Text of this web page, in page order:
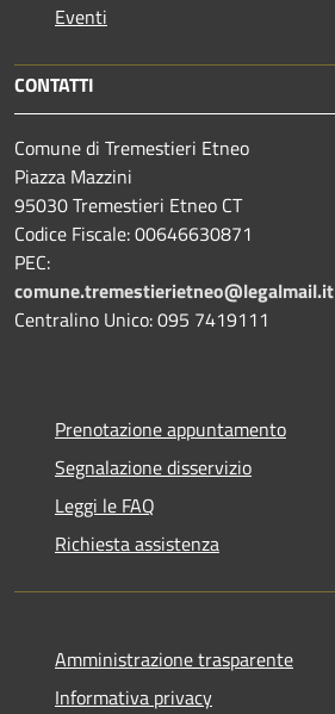
Eventi
CONTATTI
Comune di Tremestieri Etneo
Piazza Mazzini
95030 Tremestieri Etneo CT
Codice Fiscale: 00646630871
PEC:
comune.tremestierietneo@legalmail.it
Centralino Unico: 095 7419111
Prenotazione appuntamento
Segnalazione disservizio
Leggi le FAQ
Richiesta assistenza
Amministrazione trasparente
Informativa privacy